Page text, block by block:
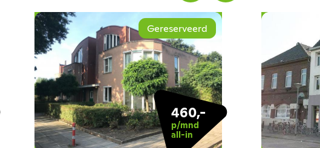
Gereserveerd
460,-
p/mnd
all-in